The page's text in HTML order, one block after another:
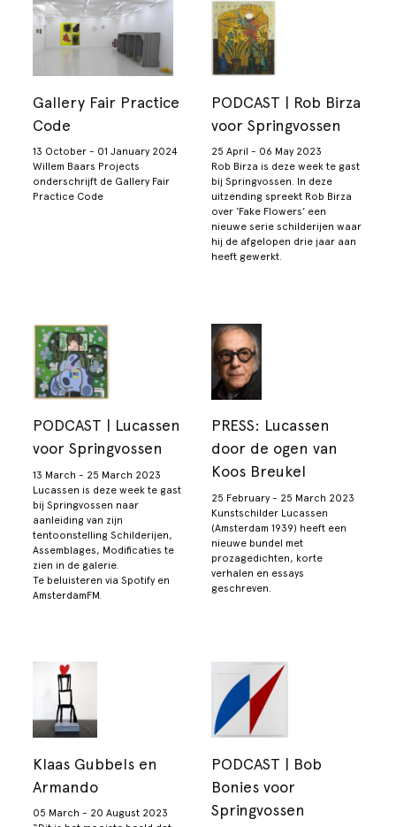
Gallery Fair Practice
Code
13 October - 01 January 2024
Willem Baars Projects
onderschrijft de Gallery Fair
Practice Code
PODCAST | Rob Birza
voor Springvossen
25 April - 06 May 2023
Rob Birza is deze week te gast
bij Springvossen. In deze
uitzending spreekt Rob Birza
over ‘Fake Flowers’ een
nieuwe serie schilderijen waar
hij de afgelopen drie jaar aan
heeft gewerkt.
PODCAST | Lucassen
voor Springvossen
13 March - 25 March 2023
Lucassen is deze week te gast
bij Springvossen naar
aanleiding van zijn
tentoonstelling Schilderijen,
Assemblages, Modificaties te
zien in de galerie.
Te beluisteren via Spotify en
AmsterdamFM.
PRESS: Lucassen
door de ogen van
Koos Breukel
25 February - 25 March 2023
Kunstschilder Lucassen
(Amsterdam 1939) heeft een
nieuwe bundel met
prozagedichten, korte
verhalen en essays
geschreven.
Klaas Gubbels en
Armando
05 March - 20 August 2023
PODCAST | Bob
Bonies voor
Springvossen